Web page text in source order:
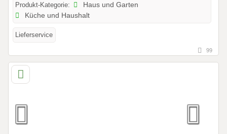
Produkt-Kategorie:
Haus und Garten
Küche und Haushalt
Lieferservice
99